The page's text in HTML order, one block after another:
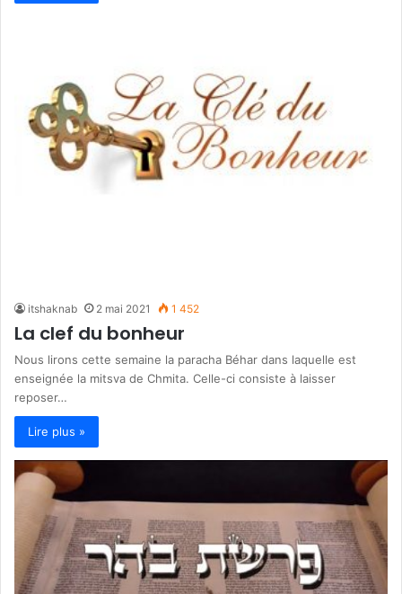
itshaknab 2 mai 2021 1 452
La clef du bonheur
Nous lirons cette semaine la paracha Béhar dans laquelle est
enseignée la mitsva de Chmita. Celle-ci consiste à laisser
reposer…
Lire plus »